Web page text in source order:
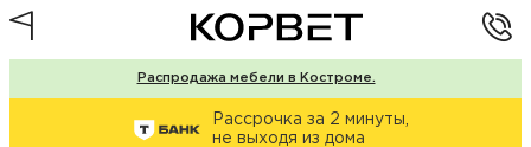
Распродажа мебели в Костроме.
Рассрочка за 2 минуты,
не выходя из дома